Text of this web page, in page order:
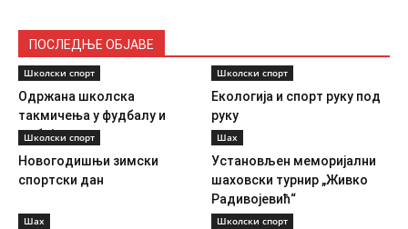
ПОСЛЕДЊЕ ОБЈАВЕ
Школски спорт
Одржана школска
такмичења у фудбалу и
одбојци
Школски спорт
Екологија и спорт руку под
руку
Школски спорт
Новогодишњи зимски
спортски дан
Шах
Установљен меморијални
шаховски турнир „Живко
Радивојевић“
Шах Школски спорт